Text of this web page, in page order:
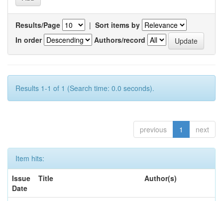
Results/Page | Sort items by
In order
Authors/record
Results 1-1 of 1 (Search time: 0.0 seconds).
previous 1 next
Item hits:
Issue
Date
Title Author(s)